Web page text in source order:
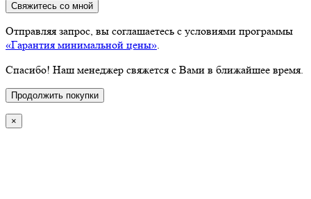
Свяжитесь со мной
Отправляя запрос, вы соглашаетесь с условиями программы
«Гарантия минимальной цены».
Спасибо! Наш менеджер свяжется с Вами в ближайшее время.
Продолжить покупки
×